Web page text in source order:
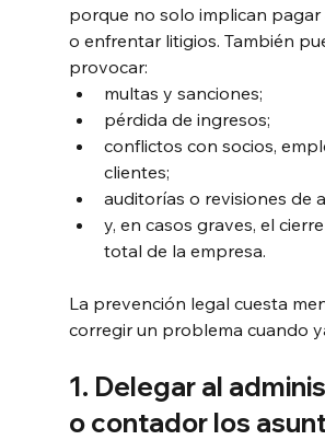
porque no solo implican pagar
o enfrentar litigios. También
provocar:
multas y sanciones;
pérdida de ingresos;
conflictos con socios,
clientes;
auditorías o revisiones de
y, en casos graves, el
total de la empresa.
La prevención legal cuesta
corregir un problema cuando
1. Delegar al
o contador los